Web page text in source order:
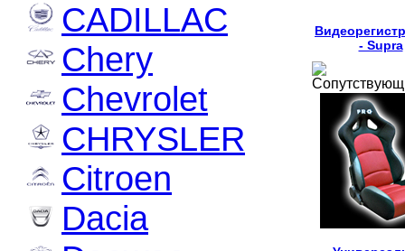
CADILLAC
Chery
Chevrolet
CHRYSLER
Citroen
Dacia
- Supra